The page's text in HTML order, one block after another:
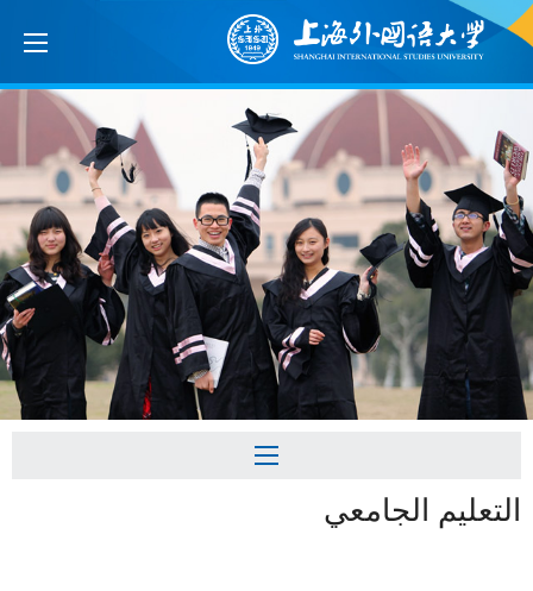
التعليم الجامعي